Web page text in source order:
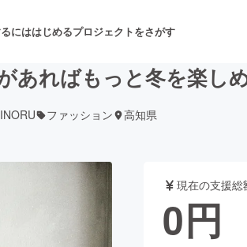
にははじめるプロジェクトをさがす
舞台・パフォーマンス
フード・飲食店
ればもっと冬を楽し
ファッション 高知県
現在の支援総
0円